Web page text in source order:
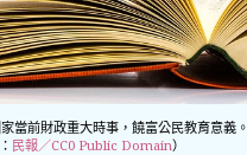
當前財政重大時事，饒富公民教育意義。
民報／CC0 Public Domain）